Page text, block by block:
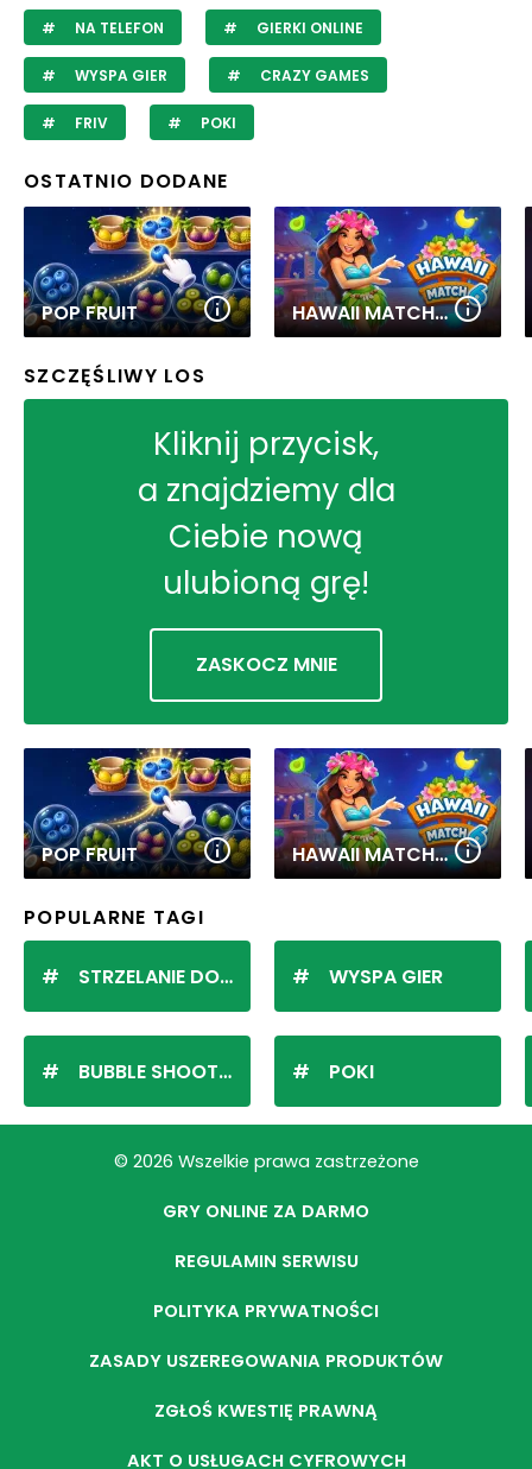
NA TELEFON GIERKI ONLINE
WYSPA GIER CRAZY GAMES
FRIV POKI
OSTATNIO DODANE
POP FRUIT HAWAII MATCH 6
SZCZĘŚLIWY LOS
Kliknij przycisk,
a znajdziemy dla
Ciebie nową
ulubioną grę!
ZASKOCZ MNIE
POP FRUIT HAWAII MATCH 6
POPULARNE TAGI
STRZELANIE DO KULEK
BUBBLE SHOOTER
WYSPA GIER
POKI
© 2026 Wszelkie prawa zastrzeżone
GRY ONLINE ZA DARMO
REGULAMIN SERWISU
POLITYKA PRYWATNOŚCI
ZASADY USZEREGOWANIA PRODUKTÓW
ZGŁOŚ KWESTIĘ PRAWNĄ
AKT O USŁUGACH CYFROWYCH